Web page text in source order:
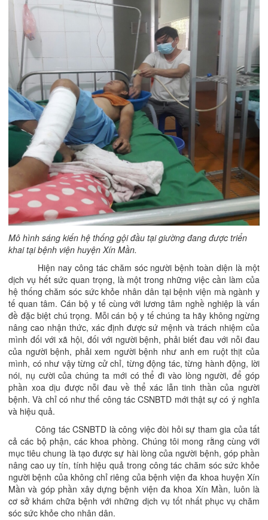
Mô hình sáng kiến hệ thống gội đầu tại giường đang được triển
khai tại bệnh viện huyện Xín Mần.
Hiện nay công tác chăm sóc người bệnh toàn diện là một
dịch vụ hết sức quan trọng, là một trong những việc cần làm của
hệ thống chăm sóc sức khỏe nhân dân tại bệnh viện mà ngành y
tế quan tâm. Cán bộ y tế cùng với lương tâm nghề nghiệp là vấn
đề đặc biệt chú trọng. Mỗi cán bộ y tế chúng ta hãy không ngừng
nâng cao nhận thức, xác định được sứ mệnh và trách nhiệm của
mình đối với xã hội, đối với người bệnh, phải biết đau với nỗi đau
của người bệnh, phải xem người bệnh như anh em ruột thịt của
mình, có như vậy từng cử chỉ, từng động tác, từng hành động, lời
nói, nụ cười của chúng ta mới có thể đi vào lòng người, để góp
phần xoa dịu được nỗi đau về thể xác lẫn tinh thần của người
bệnh. Và chỉ có như thế công tác CSNBTD mới thật sự có ý nghĩa
và hiệu quả.
Công tác CSNBTD là công việc đòi hỏi sự tham gia của tất
cả các bộ phận, các khoa phòng. Chúng tôi mong rằng cùng với
mục tiêu chung là tạo được sự hài lòng của người bệnh, góp phần
nâng cao uy tín, tính hiệu quả trong công tác chăm sóc sức khỏe
người bệnh của không chỉ riêng của bệnh viện đa khoa huyện Xín
Mần và góp phần xây dựng bệnh viện đa khoa Xín Mần, luôn là
cơ sở khám chữa bệnh với những dịch vụ tốt nhất phục vụ chăm
sóc sức khỏe cho nhân dân.